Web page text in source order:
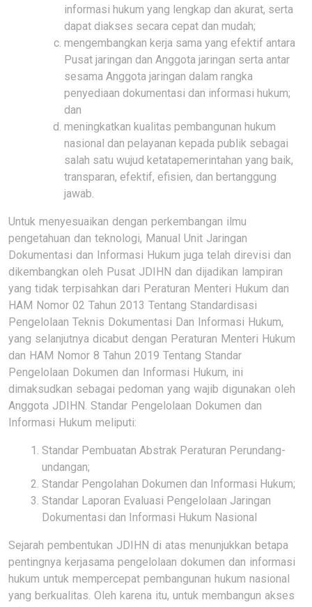
informasi hukum yang lengkap dan akurat, serta
dapat diakses secara cepat dan mudah;
mengembangkan kerja sama yang efektif antara
Pusat jaringan dan Anggota jaringan serta antar
sesama Anggota jaringan dalam rangka
penyediaan dokumentasi dan informasi hukum;
dan
meningkatkan kualitas pembangunan hukum
nasional dan pelayanan kepada publik sebagai
salah satu wujud ketatapemerintahan yang baik,
transparan, efektif, efisien, dan bertanggung
jawab.
Untuk menyesuaikan dengan perkembangan ilmu
pengetahuan dan teknologi, Manual Unit Jaringan
Dokumentasi dan Informasi Hukum juga telah direvisi dan
dikembangkan oleh Pusat JDIHN dan dijadikan lampiran
yang tidak terpisahkan dari Peraturan Menteri Hukum dan
HAM Nomor 02 Tahun 2013 Tentang Standardisasi
Pengelolaan Teknis Dokumentasi Dan Informasi Hukum,
yang selanjutnya dicabut dengan Peraturan Menteri Hukum
dan HAM Nomor 8 Tahun 2019 Tentang Standar
Pengelolaan Dokumen dan Informasi Hukum, ini
dimaksudkan sebagai pedoman yang wajib digunakan oleh
Anggota JDIHN. Standar Pengelolaan Dokumen dan
Informasi Hukum meliputi:
Standar Pembuatan Abstrak Peraturan Perundang-
undangan;
Standar Pengolahan Dokumen dan Informasi Hukum;
Standar Laporan Evaluasi Pengelolaan Jaringan
Dokumentasi dan Informasi Hukum Nasional
Sejarah pembentukan JDIHN di atas menunjukkan betapa
pentingnya kerjasama pengelolaan dokumen dan informasi
hukum untuk mempercepat pembangunan hukum nasional
yang berkualitas. Oleh karena itu, untuk membangun akses